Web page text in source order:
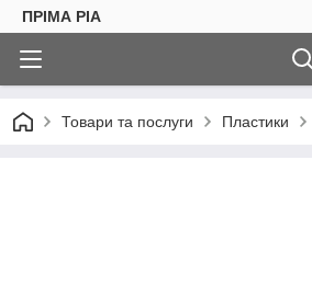
ПРІМА РІА
Товари та послуги Пластики